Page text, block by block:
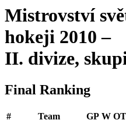
Mistrovství
hokeji 2010 –
II. divize,
Final Ranking
# Team GP W